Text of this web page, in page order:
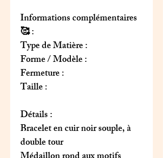
Informations complémentaires
🥰 :
Type de Matière :
Forme / Modèle :
Fermeture :
Taille :
Détails :
Bracelet en cuir noir souple, à
double tour